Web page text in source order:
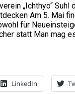
„Ichthyo“ Suhl
Am 5. Mai
für
statt Man mag
LinkedIn